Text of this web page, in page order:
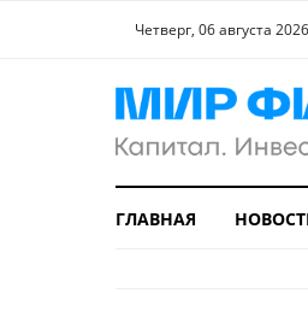
Четверг, 06 августа 2026
ГЛАВНАЯ